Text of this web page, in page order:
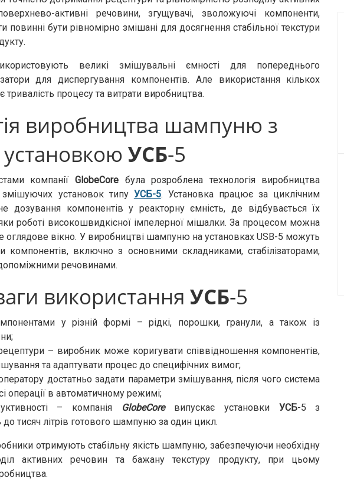
активні речовини, згущувачі, зволожуючі компоненти,
повинні бути рівномірно змішані для досягнення стабільної текстури
великі змішувальні ємності для попереднього
для диспергування компонентів. Але використання кількох
процесу та витрати виробництва.
виробництва шампуню з
установкою УСБ-5
компанії GlobeCoreбула розроблена технологія виробництва
установок типу УСБ-5. Установка працює за циклічним
дозування компонентів у реакторну ємність, де відбувається їх
роботі високошвидкісної імпелерної мішалки. За процесом можна
оглядове вікно. У виробництві шампуню на установках USB-5 можуть
компонентів, включно з основними складниками, стабілізаторами,
речовинами.
використання УСБ-5
у різній формі – рідкі, порошки, гранули, а також із
рецептури – виробник може коригувати співвідношення компонентів,
та адаптувати процес до специфічних вимог;
достатньо задати параметри змішування, після чого система
операції в автоматичному режимі;
– компанія
GlobeCoreвипускає установки УСБ-5 з
до тисяч літрів готового шампуню за один цикл.
отримують стабільну якість шампуню, забезпечуючи необхідну
активних речовин та бажану текстуру продукту, при цьому